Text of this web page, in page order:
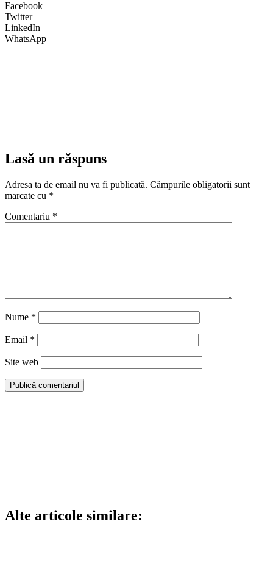
Facebook
Twitter
LinkedIn
WhatsApp
Lasă un răspuns
Adresa ta de email nu va fi publicată. Câmpurile obligatorii sunt
marcate cu *
Comentariu *
Nume *
Email *
Site web
Alte articole similare: